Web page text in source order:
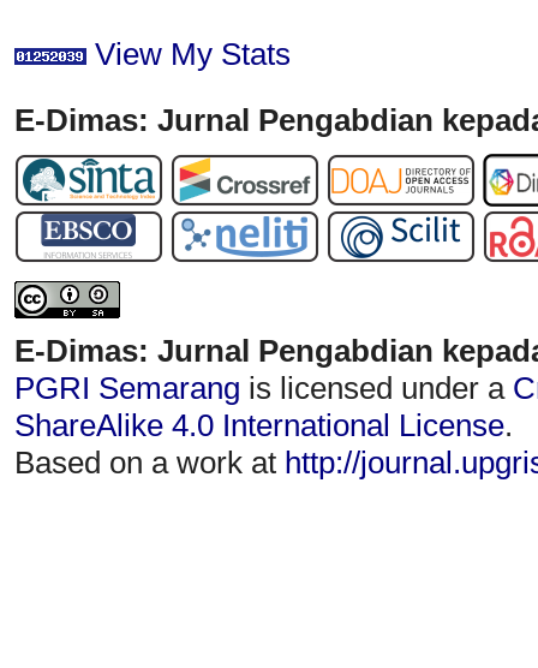
View My Stats
E-Dimas: Jurnal Pengabdian
E-Dimas: Jurnal Pengabdian
PGRI Semarang is licensed under a
ShareAlike 4.0 International License.
Based on a work at http://